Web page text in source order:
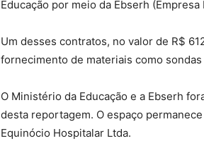
Educação por meio da Ebserh
Um desses contratos, no valor de R$
fornecimento de materiais como
O Ministério da Educação e a Ebserh
desta reportagem. O espaço
Equinócio Hospitalar Ltda.